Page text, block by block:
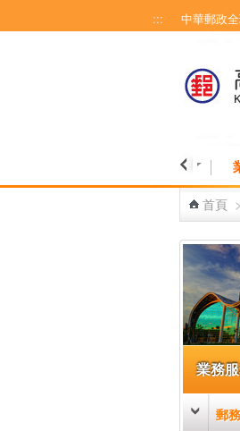
::: 中華郵政
營業資訊
首頁 >
業務
郵